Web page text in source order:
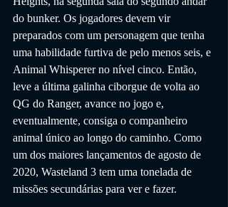
do bunker. Os jogadores devem vir
preparados com um personagem que tenha
uma habilidade furtiva de pelo menos seis, e
Animal Whisperer no nível cinco. Então,
leve a última galinha ciborgue de volta ao
QG do Ranger, avance no jogo e,
eventualmente, consiga o companheiro
animal único ao longo do caminho. Como
um dos maiores lançamentos de agosto de
2020, Wasteland 3 tem uma tonelada de
missões secundárias para ver e fazer.